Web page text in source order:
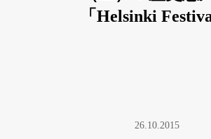
「Helsinki
26.10.2015